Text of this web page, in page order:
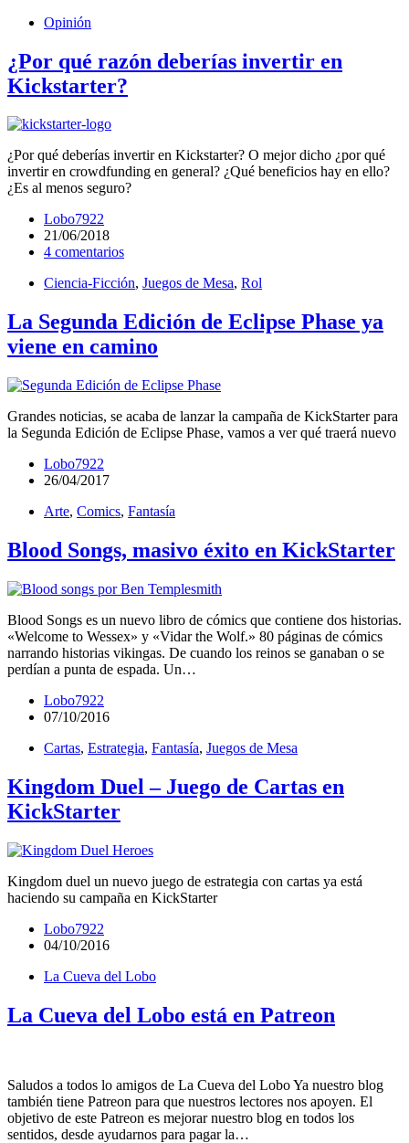
Opinión
¿Por qué razón deberías invertir en
Kickstarter?
¿Por qué deberías invertir en Kickstarter? O mejor dicho ¿por qué
invertir en crowdfunding en general? ¿Qué beneficios hay en ello?
¿Es al menos seguro?
Lobo7922
21/06/2018
4 comentarios
Ciencia-Ficción, Juegos de Mesa, Rol
La Segunda Edición de Eclipse Phase ya
viene en camino
Grandes noticias, se acaba de lanzar la campaña de KickStarter para
la Segunda Edición de Eclipse Phase, vamos a ver qué traerá nuevo
Lobo7922
26/04/2017
Arte, Comics, Fantasía
Blood Songs, masivo éxito en KickStarter
Blood Songs es un nuevo libro de cómics que contiene dos historias.
«Welcome to Wessex» y «Vidar the Wolf.» 80 páginas de cómics
narrando historias vikingas. De cuando los reinos se ganaban o se
perdían a punta de espada. Un…
Lobo7922
07/10/2016
Cartas, Estrategia, Fantasía, Juegos de Mesa
Kingdom Duel – Juego de Cartas en
KickStarter
Kingdom duel un nuevo juego de estrategia con cartas ya está
haciendo su campaña en KickStarter
Lobo7922
04/10/2016
La Cueva del Lobo
La Cueva del Lobo está en Patreon
Saludos a todos lo amigos de La Cueva del Lobo Ya nuestro blog
también tiene Patreon para que nuestros lectores nos apoyen. El
objetivo de este Patreon es mejorar nuestro blog en todos los
sentidos, desde ayudarnos para pagar la…